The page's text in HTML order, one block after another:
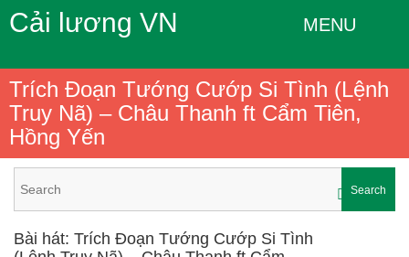
Cải lương VN MENU
Trích Đoạn Tướng Cướp Si Tình (Lệnh
Truy Nã) – Châu Thanh ft Cẩm Tiên,
Hồng Yến
Search
Bài hát: Trích Đoạn Tướng Cướp Si Tình